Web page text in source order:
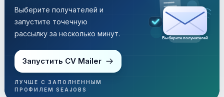
Выберите получателей и
запустите точечную
рассылку за несколько минут.
Запустить CV Mailer
ЛУЧШЕ С ЗАПОЛНЕННЫМ
ПРОФИЛЕМ SEAJOBS
Выберите получателей